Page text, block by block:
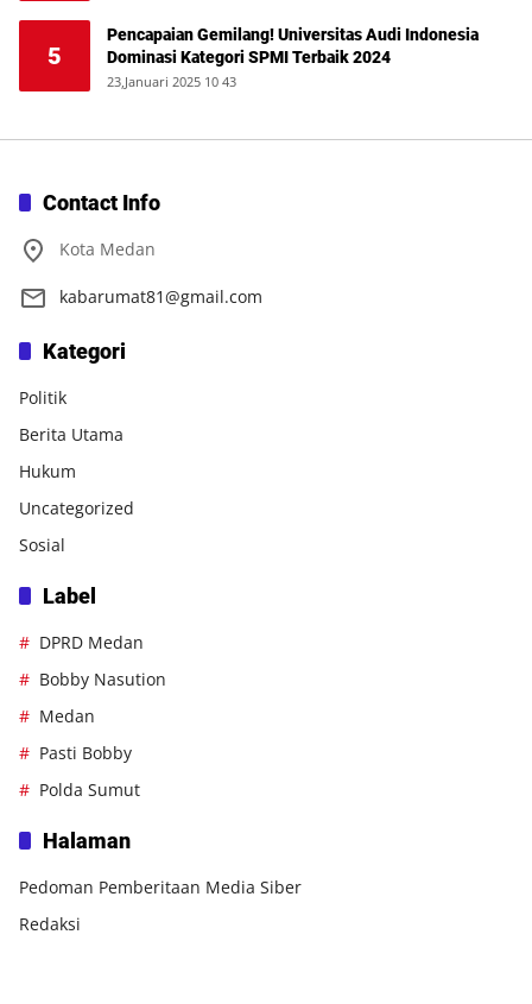
5
Pencapaian Gemilang! Universitas Audi Indonesia
Dominasi Kategori SPMI Terbaik 2024
23,Januari 2025 10 43
Contact Info
Kota Medan
kabarumat81@gmail.com
Kategori
Politik
Berita Utama
Hukum
Uncategorized
Sosial
Label
DPRD Medan
Bobby Nasution
Medan
Pasti Bobby
Polda Sumut
Halaman
Pedoman Pemberitaan Media Siber
Redaksi